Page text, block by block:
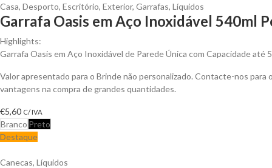
Casa, Desporto, Escritório, Exterior, Garrafas, Líquidos
Garrafa Oasis em Aço Inoxidável 540ml
Highlights:
Garrafa Oasis em Aço Inoxidável de Parede Única com Capacidade até
Valor apresentado para o Brinde não personalizado. Contacte-nos para
vantagens na compra de grandes quantidades.
€5,60 C/ IVA
Branco Preto
Destaque
Canecas, Líquidos